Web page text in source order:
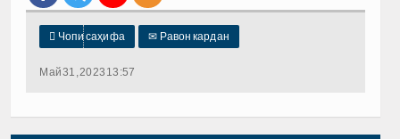
 Чопи саҳифа ✉ Равон кардан
Май 31, 2023 13:57